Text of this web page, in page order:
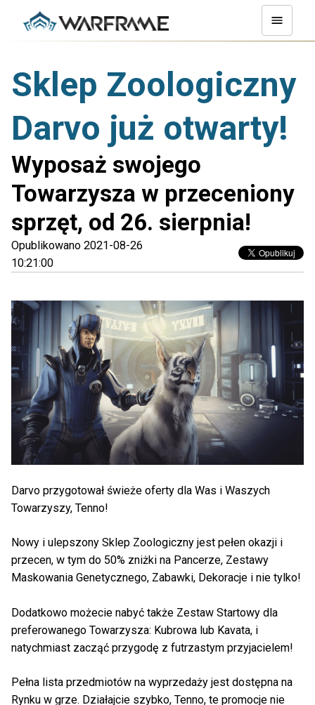
Sklep Zoologiczny
Darvo już otwarty!
Wyposaż swojego
Towarzysza w przeceniony
sprzęt, od 26. sierpnia!
Opublikowano 2021-08-26
10:21:00
Darvo przygotował świeże oferty dla Was i Waszych
Towarzyszy, Tenno!
Nowy i ulepszony Sklep Zoologiczny jest pełen okazji i
przecen, w tym do 50% zniżki na Pancerze, Zestawy
Maskowania Genetycznego, Zabawki, Dekoracje i nie tylko!
Dodatkowo możecie nabyć także Zestaw Startowy dla
preferowanego Towarzysza: Kubrowa lub Kavata, i
natychmiast zacząć przygodę z futrzastym przyjacielem!
Pełna lista przedmiotów na wyprzedaży jest dostępna na
Rynku w grze. Działajcie szybko, Tenno, te promocje nie